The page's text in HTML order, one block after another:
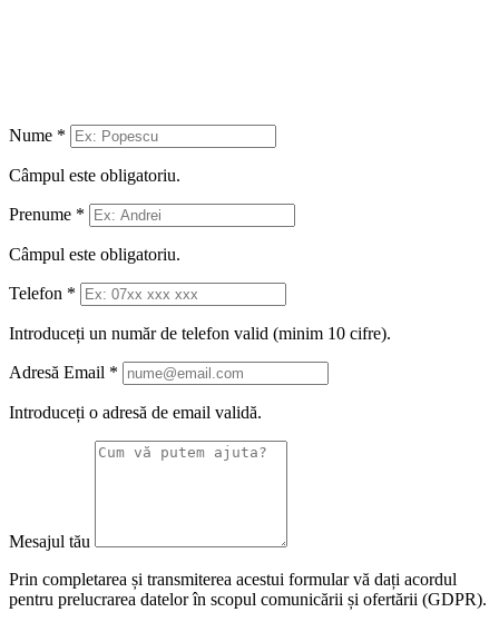
Nume *
Câmpul este obligatoriu.
Prenume *
Câmpul este obligatoriu.
Telefon *
Introduceți un număr de telefon valid (minim 10 cifre).
Adresă Email *
Introduceți o adresă de email validă.
Mesajul tău
Prin completarea și transmiterea acestui formular vă dați acordul
pentru prelucrarea datelor în scopul comunicării și ofertării (GDPR).